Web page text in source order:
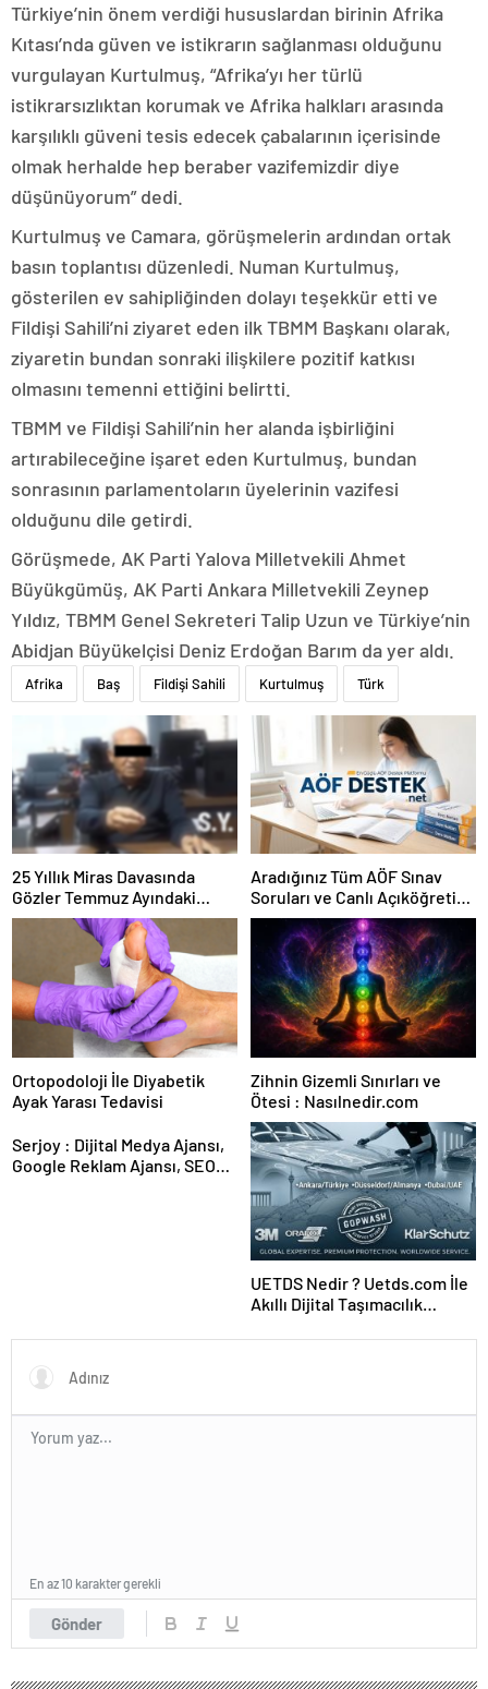
Türkiye’nin önem verdiği hususlardan birinin Afrika
Kıtası’nda güven ve istikrarın sağlanması olduğunu
vurgulayan Kurtulmuş, “Afrika’yı her türlü
istikrarsızlıktan korumak ve Afrika halkları arasında
karşılıklı güveni tesis edecek çabalarının içerisinde
olmak herhalde hep beraber vazifemizdir diye
düşünüyorum” dedi.
Kurtulmuş ve Camara, görüşmelerin ardından ortak
basın toplantısı düzenledi. Numan Kurtulmuş,
gösterilen ev sahipliğinden dolayı teşekkür etti ve
Fildişi Sahili’ni ziyaret eden ilk TBMM Başkanı olarak,
ziyaretin bundan sonraki ilişkilere pozitif katkısı
olmasını temenni ettiğini belirtti.
TBMM ve Fildişi Sahili’nin her alanda işbirliğini
artırabileceğine işaret eden Kurtulmuş, bundan
sonrasının parlamentoların üyelerinin vazifesi
olduğunu dile getirdi.
Görüşmede, AK Parti Yalova Milletvekili Ahmet
Büyükgümüş, AK Parti Ankara Milletvekili Zeynep
Yıldız, TBMM Genel Sekreteri Talip Uzun ve Türkiye’nin
Abidjan Büyükelçisi Deniz Erdoğan Barım da yer aldı.
Afrika Baş Fildişi Sahili Kurtulmuş Türk
25 Yıllık Miras Davasında
Gözler Temmuz Ayındaki
Karar Duruşmasına Çevrildi
Aradığınız Tüm AÖF Sınav
Soruları ve Canlı Açıköğretim
Forumu Burada
Ortopodoloji İle Diyabetik
Ayak Yarası Tedavisi
Zihnin Gizemli Sınırları ve
Ötesi : Nasılnedir.com
Serjoy : Dijital Medya Ajansı,
Google Reklam Ajansı, SEO
UETDS Nedir ? Uetds.com İle
Akıllı Dijital Taşımacılık
Gönder
En az 10 karakter gerekli